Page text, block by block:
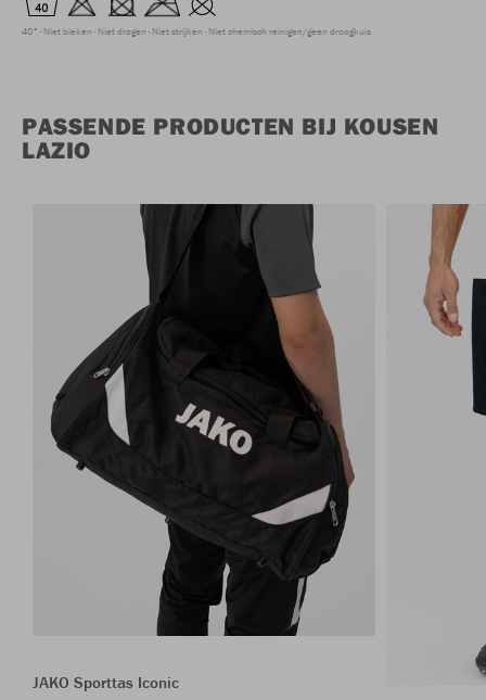
40° Niet bleken Niet drogen Niet strijken Niet chemisch reinigen/geen droogkuis
PASSENDE PRODUCTEN BIJ KOUSEN
LAZIO
JAKO Sporttas Iconic